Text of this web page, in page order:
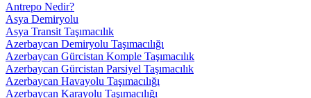
Antrepo Nedir?
Asya Demiryolu
Asya Transit Taşımacılık
Azerbaycan Demiryolu Taşımacılığı
Azerbaycan Gürcistan Komple Taşımacılık
Azerbaycan Gürcistan Parsiyel Taşımacılık
Azerbaycan Havayolu Taşımacılığı
Azerbaycan Karayolu Taşımacılığı